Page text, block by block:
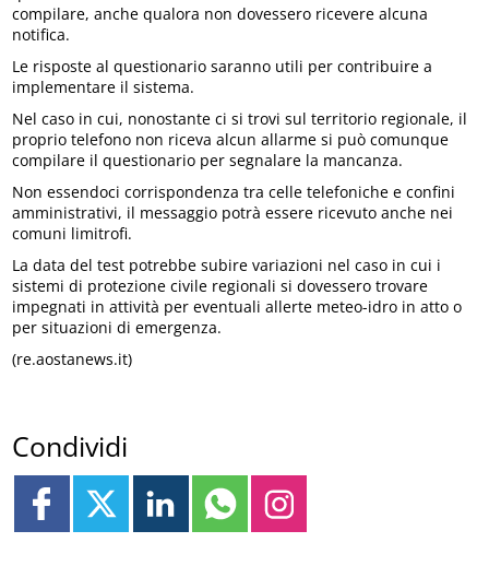
compilare, anche qualora non dovessero ricevere alcuna
notifica.
Le risposte al questionario saranno utili per contribuire a
implementare il sistema.
Nel caso in cui, nonostante ci si trovi sul territorio regionale, il
proprio telefono non riceva alcun allarme si può comunque
compilare il questionario per segnalare la mancanza.
Non essendoci corrispondenza tra celle telefoniche e confini
amministrativi, il messaggio potrà essere ricevuto anche nei
comuni limitrofi.
La data del test potrebbe subire variazioni nel caso in cui i
sistemi di protezione civile regionali si dovessero trovare
impegnati in attività per eventuali allerte meteo-idro in atto o
per situazioni di emergenza.
(re.aostanews.it)
Condividi